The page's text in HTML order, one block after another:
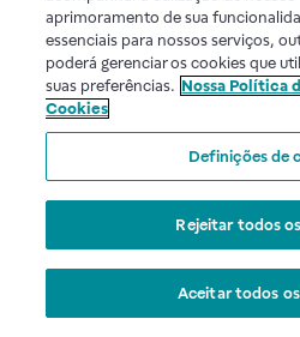
aprimoramento de sua
essenciais para nossos serviços,
poderá gerenciar os cookies que
suas preferências. Nossa Política
Cookies
Definições de
Rejeitar todos
Aceitar todos